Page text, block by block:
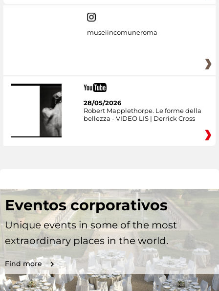
museiincomuneroma
28/05/2026
Robert Mapplethorpe. Le forme della
bellezza - VIDEO LIS | Derrick Cross
Eventos corporativos
Unique events in some of the most
extraordinary places in the world.
Find more